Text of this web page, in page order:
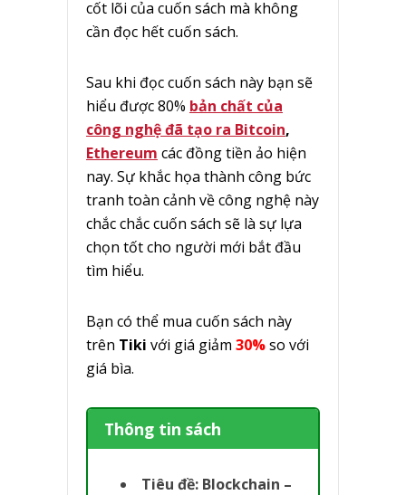
cốt lõi của cuốn sách mà không
cần đọc hết cuốn sách.
Sau khi đọc cuốn sách này bạn sẽ
hiểu được 80% bản chất của
công nghệ đã tạo ra Bitcoin,
Ethereum các đồng tiền ảo hiện
nay. Sự khắc họa thành công bức
tranh toàn cảnh về công nghệ này
chắc chắc cuốn sách sẽ là sự lựa
chọn tốt cho người mới bắt đầu
tìm hiểu.
Bạn có thể mua cuốn sách này
trên Tiki với giá giảm 30%so với
giá bìa.
Thông tin sách
Tiêu đề: Blockchain –